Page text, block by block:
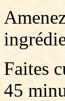
Faites
45